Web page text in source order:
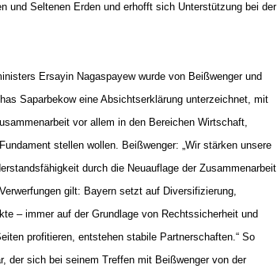
und Seltenen Erden und erhofft sich Unterstützung bei der
Ersayin Nagaspayew wurde von Beißwenger und
Saparbekow eine Absichtserklärung unterzeichnet, mit
vor allem in den Bereichen Wirtschaft,
stellen wollen. Beißwenger: „Wir stärken unsere
durch die Neuauflage der Zusammenarbeit
gilt: Bayern setzt auf Diversifizierung,
– immer auf der Grundlage von Rechtssicherheit und
profitieren, entstehen stabile Partnerschaften.“ So
der sich bei seinem Treffen mit Beißwenger von der